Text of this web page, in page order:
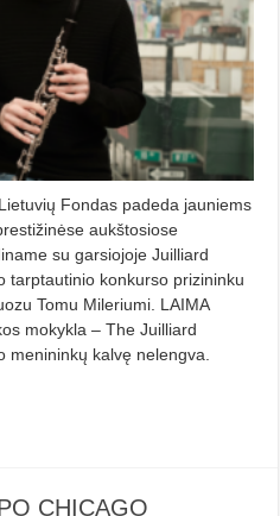
Fondas padeda jauniems
aukštosiose
su garsiojoje Juilliard
tarptautinio konkurso prizininku
Tomu Mileriumi. LAIMA
mokykla – The Juilliard
menininkų kalvę nelengva.
CHICAGO